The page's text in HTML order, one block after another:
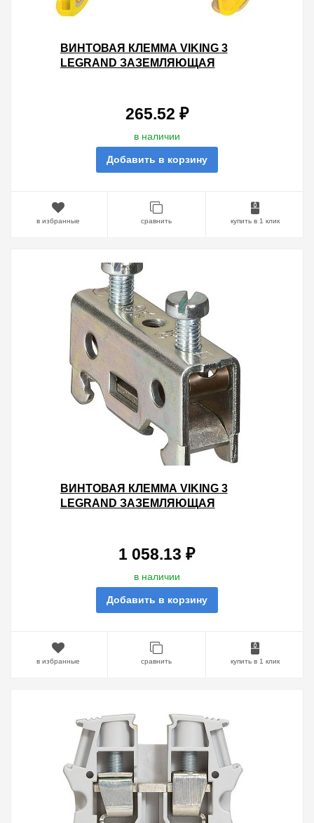
ВИНТОВАЯ КЛЕММА VIKING 3
LEGRAND ЗАЗЕМЛЯЮЩАЯ
265.52 ₽
в наличии
Добавить в корзину
в избранные сравнить купить в 1 клик
ВИНТОВАЯ КЛЕММА VIKING 3
LEGRAND ЗАЗЕМЛЯЮЩАЯ
1 058.13 ₽
в наличии
Добавить в корзину
в избранные сравнить купить в 1 клик